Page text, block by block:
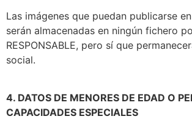
Las imágenes que puedan publicarse
serán almacenadas en ningún fichero
RESPONSABLE, pero sí que
social.
4. DATOS DE MENORES DE EDAD O
CAPACIDADES ESPECIALES